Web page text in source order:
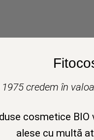
1975 credem în
cosmetice
alese cu multă